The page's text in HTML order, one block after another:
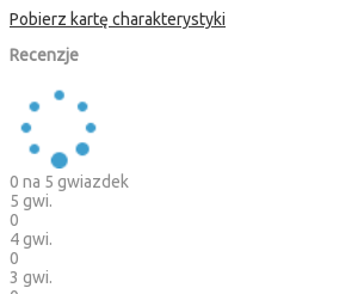
Pobierz kartę charakterystyki
Recenzje
0 na 5 gwiazdek
5 gwi.
0
4 gwi.
0
3 gwi.